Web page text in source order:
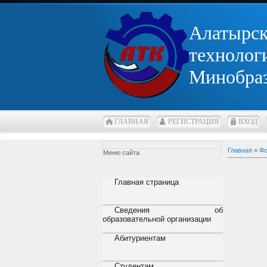
ГЛАВНАЯ РЕГИСТРАЦИЯ ВХОД
Меню сайта
Главная страница
Сведения об
образовательной организации
Абитуриентам
Главная »